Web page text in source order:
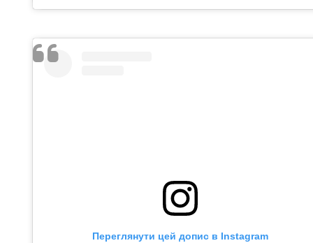
Переглянути цей допис в Instagram